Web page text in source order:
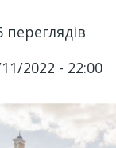
переглядів
2022 - 22:00